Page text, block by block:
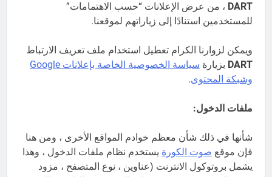
DART ، من عرض الإعلانات “حسب الاهتمامات”
للمستخدمين استنادًا إلى زياراتهم لموقعنا.
ويمكن لزوارنا الكرام تعطيل استخدام ملف تعريف الارتباط
DART بزيارة
سياسة الخصوصية الخاصة بإعلانات Google
وشبكة المحتوى.
ملفات الدخول:
شأنها في ذلك شأن معظم خوادم المواقع الأخرى ، ومن هنا
فإن موقع صوت الكورة يستخدم نظام ملفات الدخول ، وهذا
يشمل بروتوكول الانترنت (عناوين ، نوع المتصفح ، مزود